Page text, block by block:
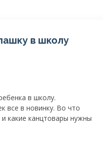
в школу
в школу.
все в новинку. Во что
какие канцтовары нужны